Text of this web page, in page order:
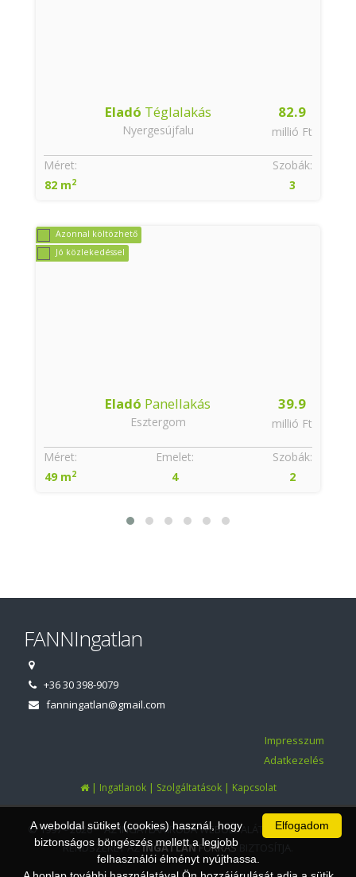
82.9
millió Ft
Eladó Téglalakás
Nyergesújfalu
Szobák:
3
Méret:
82 m2
Azonnal költözhető
Jó közlekedéssel
39.9
millió Ft
Eladó Panellakás
Esztergom
Szobák:
2
Méret:
49 m2
Emelet:
4
FANNIngatlan
+36 30 398-9079
fanningatlan@gmail.com
Impresszum
Adatkezelés
| Ingatlanok| Szolgáltatások| Kapcsolat
© 1997 - 2026 AZ INGATLANIRODA WEBOLDALÁT ÉS ÜGYVITELI
RENDSZERÉT AZINGATLANFORRÁSBIZTOSÍTJA.
Elfogadom
A weboldal sütiket (cookies) használ, hogy
biztonságos böngészés mellett a legjobb
felhasználói élményt nyújthassa.